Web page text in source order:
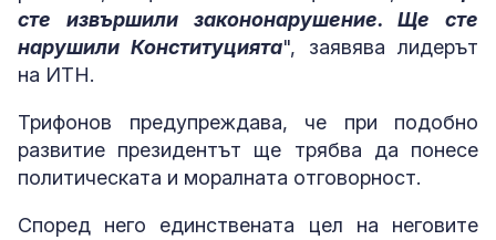
сте извършили закононарушение. Ще сте
нарушили Конституцията", заявява лидерът
на ИТН.
Трифонов предупреждава, че при подобно
развитие президентът ще трябва да понесе
политическата и моралната отговорност.
Според него единствената цел на неговите